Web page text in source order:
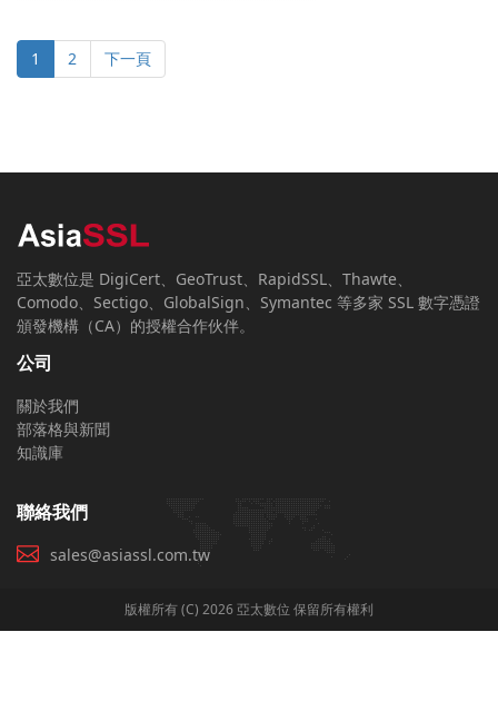
1 2 下一頁
亞太數位是 DigiCert、GeoTrust、RapidSSL、Thawte、
Comodo、Sectigo、GlobalSign、Symantec 等多家 SSL 數字憑證
頒發機構（CA）的授權合作伙伴。
公司
關於我們
部落格與新聞
知識庫
聯絡我們
sales@asiassl.com.tw
版權所有 (C) 2026 亞太數位 保留所有權利